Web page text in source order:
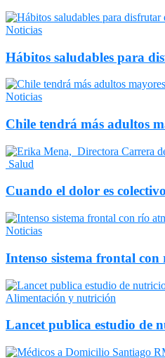
Noticias
Hábitos saludables para
Noticias
Chile tendrá más adultos
Salud
Cuando el dolor es
Noticias
Intenso sistema frontal con
Alimentación y nutrición
Lancet publica estudio de